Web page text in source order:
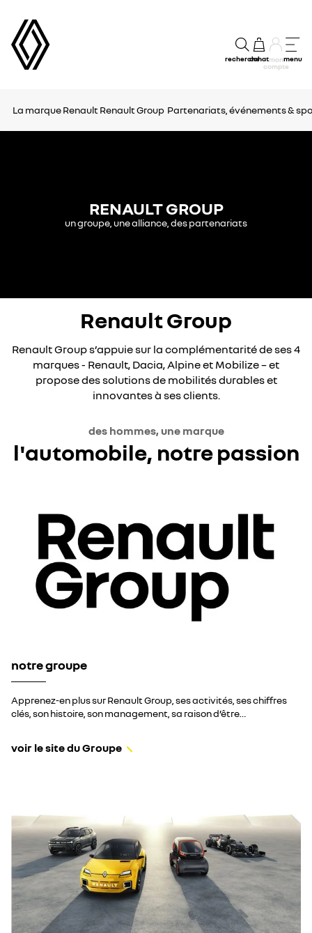
rechercheachatmon
compte
menu
La marque Renault Renault Group Partenariats, événements &
RENAULT GROUP
un groupe, une alliance, des partenariats
Renault Group
Renault Group s’appuie sur la complémentarité de ses 4
marques - Renault, Dacia, Alpine et Mobilize – et
propose des solutions de mobilités durables et
innovantes à ses clients.
des hommes, une marque
l'automobile, notre passion
notre groupe
Apprenez-en plus sur Renault Group, ses activités, ses chiffres
clés, son histoire, son management, sa raison d’être…
voir le site du Groupe